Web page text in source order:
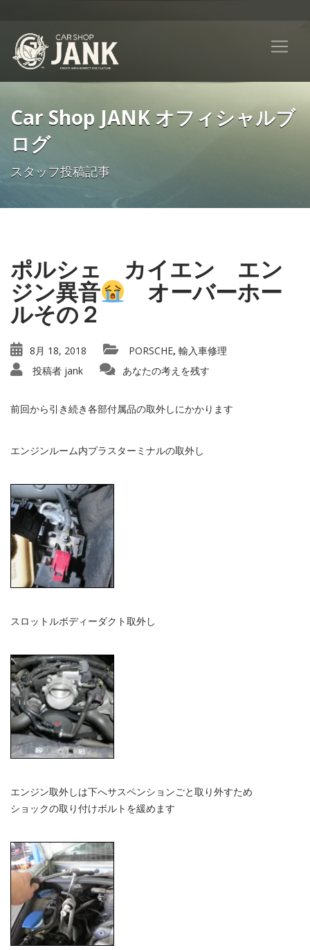
Car Shop JANK オフィシャルブ
ログ
スタッフ投稿記事
ポルシェ カイエン エン
ジン異音 オーバーホー
ルその２
8月 18, 2018 PORSCHE, 輸入車修理
投稿者 jank あなたの考えを残す
前回から引き続き各部付属品の取外しにかかります
エンジンルーム内プラスターミナルの取外し
スロットルボディーダクト取外し
エンジン取外しは下へサスペンションごと取り外すため
ショックの取り付けボルトを緩めます